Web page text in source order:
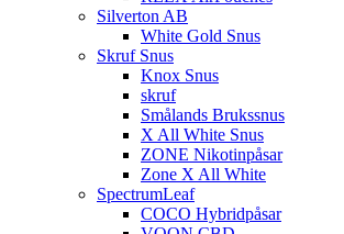
Silverton AB
White Gold Snus
Skruf Snus
Knox Snus
skruf
Smålands Brukssnus
X All White Snus
ZONE Nikotinpåsar
Zone X All White
SpectrumLeaf
COCO Hybridpåsar